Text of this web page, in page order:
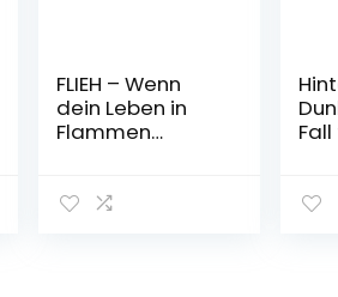
FLIEH – Wenn
dein Leben in
Flammen
Taschenbuch –